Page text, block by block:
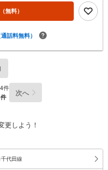
（無料）
通話料無料）
4件
件 次へ
更しよう！
代田線